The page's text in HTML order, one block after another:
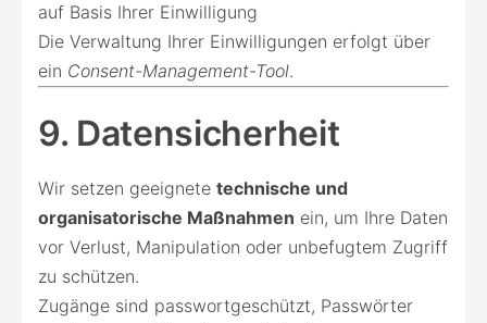
auf Basis Ihrer Einwilligung
Die Verwaltung Ihrer Einwilligungen erfolgt über
ein Consent-Management-Tool.
9. Datensicherheit
Wir setzen geeignete technische und
organisatorische Maßnahmen ein, um Ihre Daten
vor Verlust, Manipulation oder unbefugtem Zugriff
zu schützen.
Zugänge sind passwortgeschützt, Passwörter